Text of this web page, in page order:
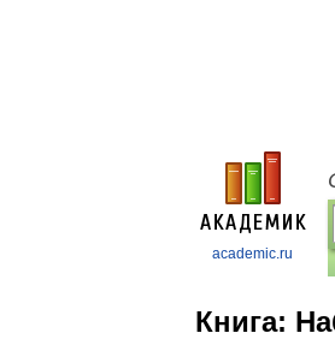
academic.ru
Книга: